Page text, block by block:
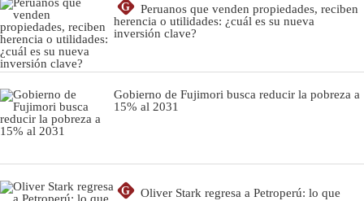
G
Peruanos que venden propiedades, reciben
herencia o utilidades: ¿cuál es su nueva
inversión clave?
Gobierno de Fujimori busca reducir la pobreza a
15% al 2031
G
Oliver Stark regresa a Petroperú: lo que